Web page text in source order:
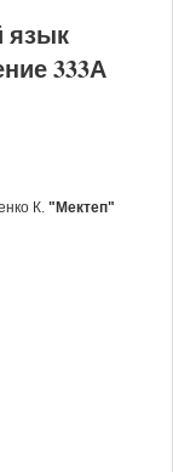
язык
333А
К. "Мектеп"